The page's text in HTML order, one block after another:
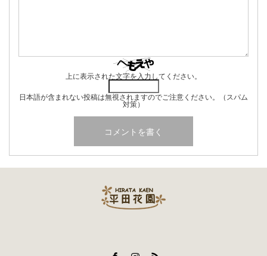
上に表示された文字を入力してください。
日本語が含まれない投稿は無視されますのでご注意ください。（スパム
対策）